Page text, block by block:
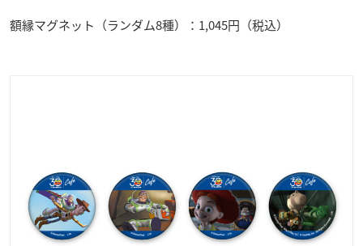
額縁マグネット（ランダム8種）：1,045円（税込）